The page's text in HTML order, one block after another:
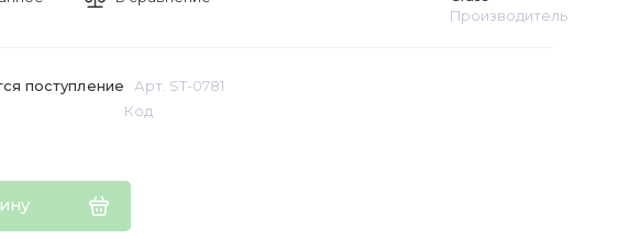
поступление
Арт. ST-0781
Код
Производитель